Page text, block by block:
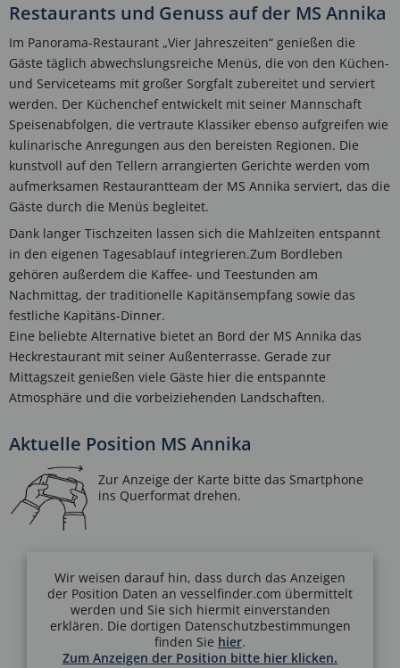
Restaurants und Genuss auf der MS Annika
Im Panorama-Restaurant „Vier Jahreszeiten“ genießen die
Gäste täglich abwechslungsreiche Menüs, die von den Küchen-
und Serviceteams mit großer Sorgfalt zubereitet und serviert
werden. Der Küchenchef entwickelt mit seiner Mannschaft
Speisenabfolgen, die vertraute Klassiker ebenso aufgreifen wie
kulinarische Anregungen aus den bereisten Regionen. Die
kunstvoll auf den Tellern arrangierten Gerichte werden vom
aufmerksamen Restaurantteam der MS Annika serviert, das die
Gäste durch die Menüs begleitet.
Dank langer Tischzeiten lassen sich die Mahlzeiten entspannt
in den eigenen Tagesablauf integrieren.Zum Bordleben
gehören außerdem die Kaffee- und Teestunden am
Nachmittag, der traditionelle Kapitänsempfang sowie das
festliche Kapitäns-Dinner.
Eine beliebte Alternative bietet an Bord der MS Annika das
Heckrestaurant mit seiner Außenterrasse. Gerade zur
Mittagszeit genießen viele Gäste hier die entspannte
Atmosphäre und die vorbeiziehenden Landschaften.
Aktuelle Position MS Annika
Wir weisen darauf hin, dass durch das Anzeigen
der Position Daten an vesselfinder.com übermittelt
werden und Sie sich hiermit einverstanden
erklären. Die dortigen Datenschutzbestimmungen
finden Sie hier.
Zum Anzeigen der Position bitte hier klicken.